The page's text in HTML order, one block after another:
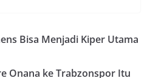
Bisa Menjadi Kiper Utama
Onana ke Trabzonspor Itu